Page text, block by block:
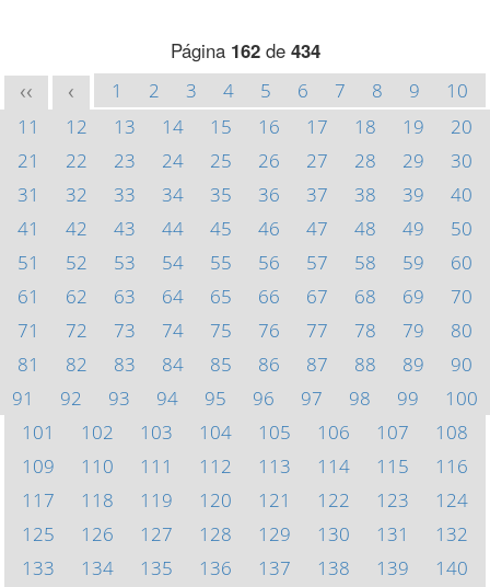
Página 162de 434
<< < 1 2 3 4 5 6 7 8 9
10
11
12 13 14 15 16 17 18 19
20
21
22 23 24 25 26 27 28 29
30
31
32 33 34 35 36 37 38 39
40
41
42 43 44 45 46 47 48 49
50
51
52 53 54 55 56 57 58 59
60
61
62 63 64 65 66 67 68 69
70
71
72 73 74 75 76 77 78 79
80
81
82 83 84 85 86 87 88 89
90
91
92 93 94 95 96 97 98 99
100
101
102 103 104 105 106 107
108
109
110 111 112 113 114 115
116
117
118 119 120 121 122 123
124
125
126 127 128 129 130 131
132
133
134 135 136 137 138 139
140